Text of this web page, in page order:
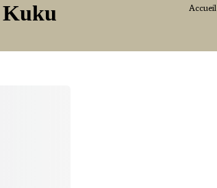
Kuku Accueil